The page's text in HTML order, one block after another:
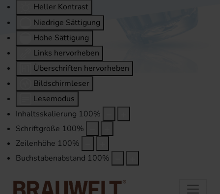
Heller Kontrast
Niedrige Sättigung
Hohe Sättigung
Links hervorheben
Überschriften hervorheben
Bildschirmleser
Lesemodus
Inhaltsskalierung 100%
Schriftgröße 100%
Zeilenhöhe 100%
Buchstabenabstand 100%